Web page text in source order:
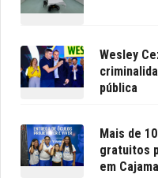
Wesley
pública
Mais de
gratuitos
em